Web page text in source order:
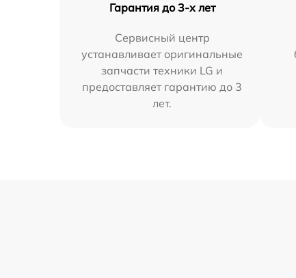
Гарантия до 3-х лет
Сервисный центр
устанавливает оригинальные
запчасти техники LG и
предоставляет гарантию до 3
лет.